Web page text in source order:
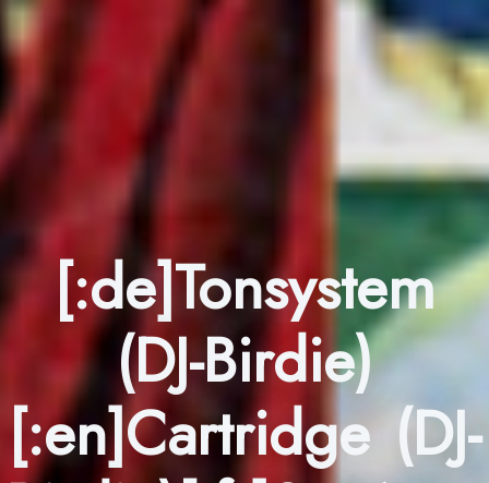
[:de]Tonsystem
(DJ-Birdie)
[:en]Cartridge (DJ-